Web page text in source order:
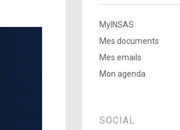
MyINSAS
Mes documents
Mes emails
Mon agenda
SOCIAL